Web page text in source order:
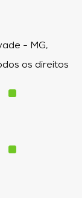
- MG,
os direitos